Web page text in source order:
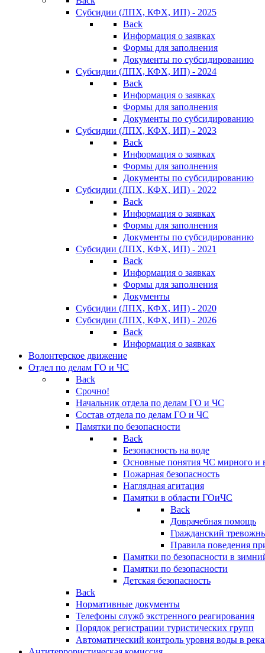
Субсидии (ЛПХ, КФХ, ИП) - 2025
Back
Информация о заявках
Формы для заполнения
Документы по субсидированию
Субсидии (ЛПХ, КФХ, ИП) - 2024
Back
Информация о заявках
Формы для заполнения
Документы по субсидированию
Субсидии (ЛПХ, КФХ, ИП) - 2023
Back
Информация о заявках
Формы для заполнения
Документы по субсидированию
Субсидии (ЛПХ, КФХ, ИП) - 2022
Back
Информация о заявках
Формы для заполнения
Документы по субсидированию
Субсидии (ЛПХ, КФХ, ИП) - 2021
Back
Информация о заявках
Формы для заполнения
Документы
Субсидии (ЛПХ, КФХ, ИП) - 2020
Субсидии (ЛПХ, КФХ, ИП) - 2026
Back
Информация о заявках
Волонтерское движение
Отдел по делам ГО и ЧС
Back
Срочно!
Начальник отдела по делам ГО и ЧС
Состав отдела по делам ГО и ЧС
Памятки по безопасности
Back
Безопасность на воде
Основные понятия ЧС мирного и
Пожарная безопасность
Наглядная агитация
Памятки в области ГОиЧС
Back
Доврачебная помощь
Гражданский
Правила поведения
Памятки по безопасности в
Памятки по безопасности
Детская безопасность
Back
Нормативные документы
Телефоны служб экстренного реагирования
Порядок регистрации туристических групп
Автоматический контроль уровня воды в